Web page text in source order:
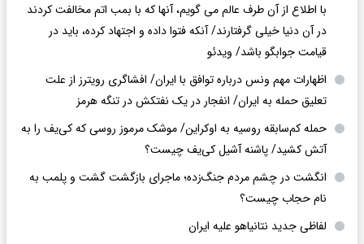
با اطلاع از آن طرف عالم می گویم، آنها که با بمب اتم مخالفت کردند
در آن دنیا خیلی گرفتارند/ آنکه فتوا داده و اجتهاد کرده، باید در
قیامت جوابگو باشد/ ویدئو
اظهارات مهم ونس درباره توافق با ایران/ افشاگری رویترز از علت
تعلیق حمله به ایران/ انفجار در یک نفتکش در تنگه هرمز
حمله کم‌سابقه روسیه به اوکراین/ موشک مرموز روسی که کی‌یف را به
آتش کشید/ پاشنه آشیل کی‌یف چیست؟
انگشت در چشم مردم جنگ‌زده؛ ماجرای بازگشت گشت و پلمب به
نام حجاب چیست؟
لفاظی جدید نتانیاهو علیه ایران